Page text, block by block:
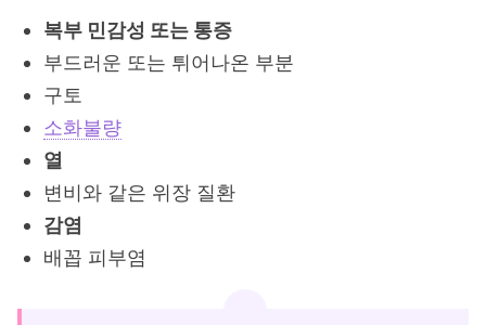
복부 민감성 또는 통증
부드러운 또는 튀어나온 부분
구토
소화불량
열
변비와 같은 위장 질환
감염
배꼽 피부염